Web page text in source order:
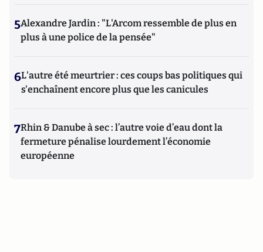
5Alexandre Jardin : "L'Arcom ressemble de plus en
plus à une police de la pensée"
6L'autre été meurtrier : ces coups bas politiques qui
s'enchaînent encore plus que les canicules
7Rhin & Danube à sec : l’autre voie d’eau dont la
fermeture pénalise lourdement l’économie
européenne